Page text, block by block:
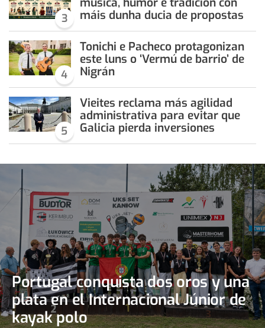
3
máis dunha ducia de propostas
4
Tonichi e Pacheco protagonizan
este luns o ‘Vermú de barrio’ de
Nigrán
5
Vieites reclama más agilidad
administrativa para evitar que
Galicia pierda inversiones
Portugal conquista dos oros y una
plata en el Internacional Júnior de
kayak polo